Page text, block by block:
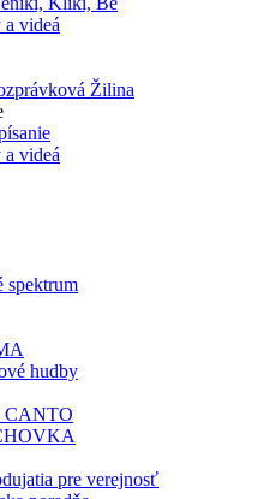
videá
Žilina
videá
spektrum
hudby
pre verejnosť